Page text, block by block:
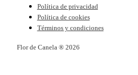
Política de privacidad
Política de cookies
Términos y condiciones
Flor de Canela ® 2026